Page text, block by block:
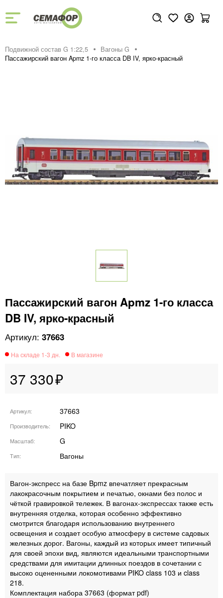
Подвижной состав G 1:22,5
Вагоны G
Пассажирский вагон Apmz 1-го класса DB IV, ярко-красный
Пассажирский вагон Apmz 1-го класса
DB IV, ярко-красный
37663
37 330
Артикул 37663
Производитель PIKO
Масштаб G
Тип Вагоны
Вагон-экспресс на базе Bpmz впечатляет прекрасным
лакокрасочным покрытием и печатью, окнами без полос и
чёткой гравировкой тележек. В вагонах-экспрессах также есть
внутренняя отделка, которая особенно эффективно
смотрится благодаря использованию внутреннего
освещения и создает особую атмосферу в системе садовых
железных дорог. Вагоны, каждый из которых имеет типичный
для своей эпохи вид, являются идеальными транспортными
средствами для имитации длинных поездов в сочетании с
высоко оцененными локомотивами PIKO class 103 и class
218.
Комплектация набора 37663 (формат pdf)